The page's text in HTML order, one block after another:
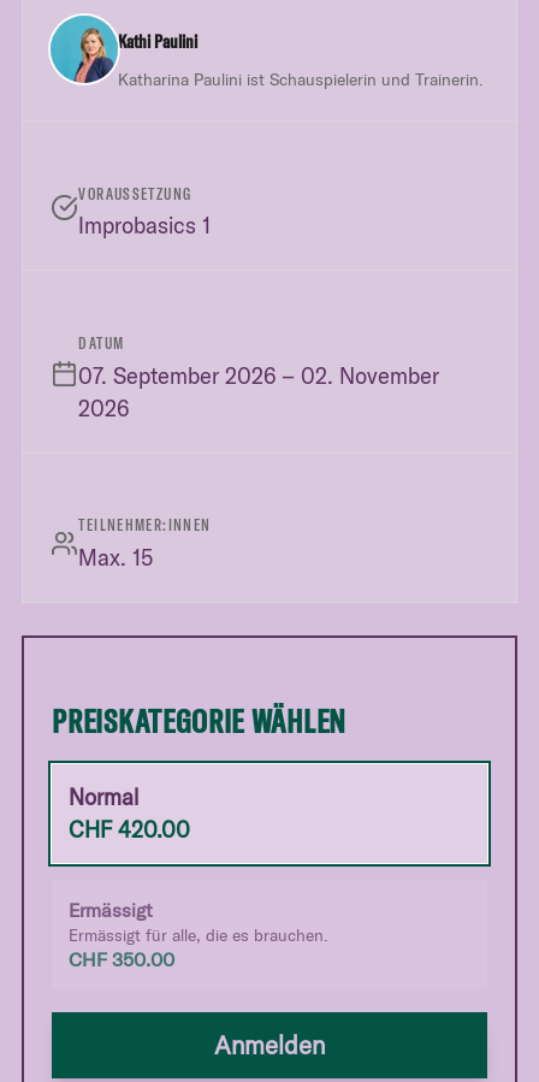
Kathi Paulini
Katharina Paulini ist Schauspielerin und Trainerin.
VORAUSSETZUNG
Improbasics 1
DATUM
07. September 2026 – 02. November
2026
TEILNEHMER:INNEN
Max. 15
PREISKATEGORIE WÄHLEN
Normal
CHF420.00
Ermässigt
Ermässigt für alle, die es brauchen.
CHF350.00
Anmelden